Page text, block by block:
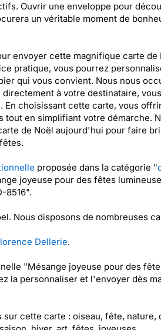
Ouvrir une enveloppe pour
un véritable moment de
envoyer cette magnifique carte de
pratique, vous pourrez
qui vous convient. Nous nous
directement à votre destinataire,
En choisissant cette carte, vous
tout en simplifiant votre démarche.
de Noël aujourd'hui pour faire
proposée dans la catégorie "
joyeuse pour des fêtes
8516".
Nous disposons de nombreuses
Dellerie.
"Mésange joyeuse pour des
la personnaliser et l'envoyer dès
sur cette carte : oiseau, fête, nature,